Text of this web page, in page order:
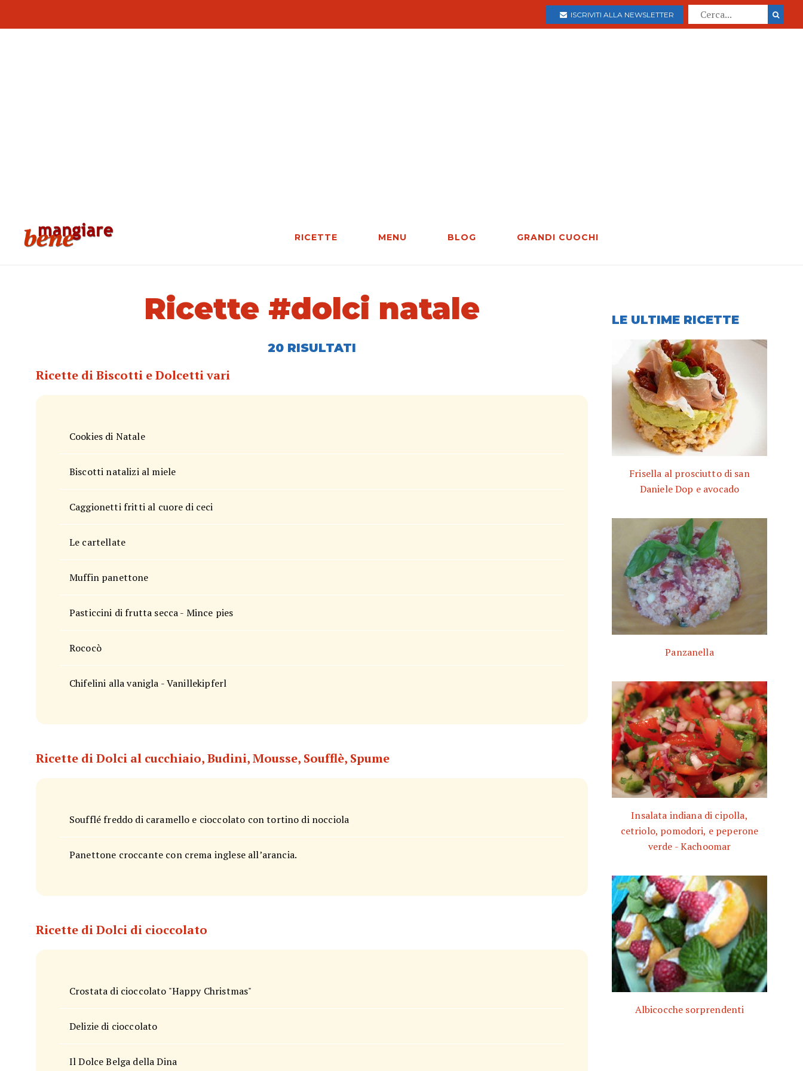
ISCRIVITI ALLA NEWSLETTER
RICETTE MENU BLOG GRANDI CUOCHI
Ricette #dolci natale
20 RISULTATI
Ricette di Biscotti e Dolcetti vari
Cookies di Natale
Biscotti natalizi al miele
Caggionetti fritti al cuore di ceci
Le cartellate
Muffin panettone
Pasticcini di frutta secca - Mince pies
Rococò
Chifelini alla vanigla - Vanillekipferl
Ricette di Dolci al cucchiaio, Budini, Mousse, Soufflè, Spume
Soufflé freddo di caramello e cioccolato con tortino di nocciola
Panettone croccante con crema inglese all’arancia.
Ricette di Dolci di cioccolato
Crostata di cioccolato "Happy Christmas"
Delizie di cioccolato
Il Dolce Belga della Dina
LE ULTIME RICETTE
Frisella al prosciutto di san
Daniele Dop e avocado
Panzanella
Insalata indiana di cipolla,
cetriolo, pomodori, e peperone
verde - Kachoomar
Albicocche sorprendenti